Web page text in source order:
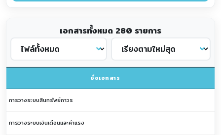
เอกสารทั้งหมด 280 รายการ
ชื่อเอกสาร
การวางระบบสินทรัพย์ถาวร
การวางระบบเงินเดือนและค่าแรง